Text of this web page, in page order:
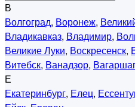
В
Волгоград, Воронеж,
Владикавказ, Владимир,
Великие Луки, Воскресенск,
Витебск, Ванадзор,
Е
Екатеринбург, Елец,